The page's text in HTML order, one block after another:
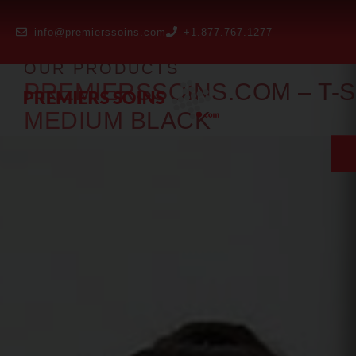
info@premierssoins.com +1.877.767.1277
OUR PRODUCTS
PREMIERSSOINS.COM – T-
MEDIUM BLACK